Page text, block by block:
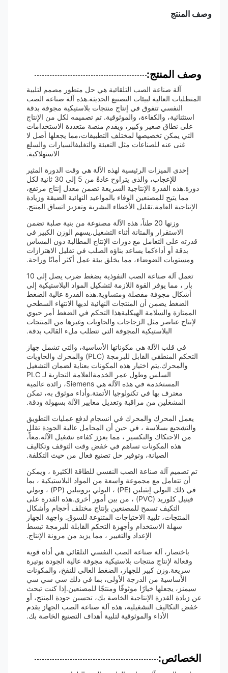
وصف المنتج
وصف المنتج:
آلة صناعة الصب التلقائية هي حل متطور مصمم لتلبية
المتطلبات العالية لبيئات التصنيع الحديثة.هذه آلة صناعة الصب
النفسي تتفوق في إنتاج منتجات بلاستيكية مجوفة بدقة
استثنائية، والكفاءة، والموثوقية. تم تصميمه لكل من الإنتاج
على نطاق صغير وكبير، ويقدم منصة متعددة الاستخدامات
التي يمكن تخصيصها لمختلف التطبيقات،مما يجعلها أصل لا
غنى عنه للصناعات مثل التعبئة والتغليفالسيارات والسلع
الاستهلاكية.
إحدى الميزات الرئيسية لهذه الآلة هي وقت الدورة المثير
للإعجاب، والذي يتراوح عادةً من 5 إلى 30 ثانية لكل
دورة.هذه القدرة الإنتاجية السريعة تضمن معدل إنتاج مرتفع،
مما يتيح للمصنعين الوفاء بالمواعيد النهائية الضيقة وزيادة
الإنتاجية العامة.تقليل الأخطاء البشرية وتعزيز اتساق المنتج.
وزنها 20 طناً، هذه الآلة مصنوعة من بنية صلبة تضمن
الاستقرار والمتانة أثناء التشغيل.يسهم الوزن الكبير في
قدرته على التعامل مع دورات الإنتاج المطالبة دون المساس
بدقة أو أداءكما يساعد بناؤه الصلب في تقليل الاهتزازات
ومستويات الضوضاء، مما يخلق بيئة عمل أكثر أمانًا وراحة.
تعمل آلة صناعة الصب النفوذية بضغط ضرب يصل إلى 10
بار ، مما يوفر القوة اللازمة لتشكيل المواد البلاستيكية إلى
أشكال مجوفة مفصلة ومتساوية.هذه القدرة عالية الضغط
الضغط يضمن أن المنتجات النهائية لديها الانتهاء السطحي
الممتازة والسلامة الهيكليةهذا التحكم في الضغط أمر حيوي
لإنتاج عناصر مثل الزجاجات والحاويات وغيرها من المنتجات
البلاستيكية المجوفة التي تتطلب ملء القالب بدقة.
في قلب الآلة هي مكوناتها الأساسية، والتي تشمل جهاز
التحكم المنطقي القابل للبرمجة (PLC) والمحرك والحاويات
والمحرك.يتم اختيار هذه المكونات بعناية لضمان التشغيل
السلس وطول عمر الخدمةالعلامة التجارية لـ PLC
المستخدمة في هذه الآلة هي Siemens، رائدة عالمية
معترف بها في تكنولوجيا الأتمتة.وأداء موثوق به، تمكن
المشغلين من مراقبة وتعديل معايير الآلة بسهولة ودقة.
يعمل المحرك والمحرك في انسجام لدفع عمليات التطويق
والتشجيع بسلاسة ، في حين أن المحامل عالية الجودة تقلل
من الاحتكاك والتكسير ، مما يعزز كفاءة تشغيل الآلة.معاً،
هذه المكونات تساهم في خفض وقت التوقف وتكاليف
الصيانة، وتوفير حل تصنيع فعال من حيث التكلفة.
تم تصميم آلة صناعة الصب النفسي للطاقة الكثيرة ، ويمكن
أن تتعامل مع مجموعة واسعة من المواد البلاستيكية ، بما
في ذلك البولي إيثيلين (PE) ، البولي بروبيلين (PP) ، وبولي
فينيل كلوريد (PVC) ، من بين أمور أخرى.هذه القدرة على
التكيف تسمح للمصنعين بإنتاج مختلف أحجام وأشكال
المنتجات، تلبية الاحتياجات المتنوعة للسوق. واجهة الجهاز
سهلة الاستخدام وأجهزة التحكم القابلة للبرمجة تبسط
الإعداد والتغيير ، مما يزيد من مرونة الإنتاج.
باختصار، آلة صناعة الصب النفسي التلقائي هي أداة قوية
وفعالة لإنتاج منتجات بلاستيكية مجوفة عالية الجودة بوتيرة
سريعة.وزن كبير للجهاز، الضغط العالي للنفخ، والمكونات
الأساسية من الدرجة الأولى، بما في ذلك سي سي سي
سيمنز، يجعلها خيارًا موثوقًا ومنتجًا للمصنعين.إذا كنت تبحث
عن زيادة القدرة الإنتاجية الخاصة بك، تحسين جودة المنتج، أو
خفض التكاليف التشغيلية، هذه آلة صناعة الصب الجهاز يقدم
الأداء والموثوقية لتلبية أهداف التصنيع الخاصة بك.
الخصائص: